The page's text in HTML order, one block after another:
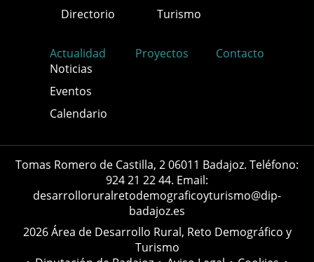
Directorio
Turismo
Actualidad
Noticias
Eventos
Calendario
Proyectos Contacto
Tomas Romero de Castilla, 2 06011 Badajoz. Teléfono:
924 21 22 44. Email:
desarrolloruralretodemograficoyturismo@dip-
badajoz.es
2026 Área de Desarrollo Rural, Reto Demográfico y
Turismo